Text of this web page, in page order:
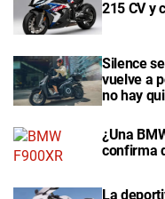
215 CV y
Silence
vuelve a
no hay
¿Una
confirma
La